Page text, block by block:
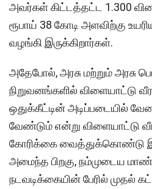
அவர்கள் கிட்டத்தட்ட 1.300
ரூபாய் 38 கோடி அளவிற்கு
வழங்கி இருக்கிறார்கள்.
அதேபோல், அரசு மற்றும் அரசு
நிறுவனங்களில் விளையாட்டு
ஒதுக்கீட்டின் அடிப்படையில்
வேண்டும் என்று விளையாட்டு
கோரிக்கை வைத்துக்கொண்டு
அமைந்த பிறகு, நம்முடைய
நடவடிக்கையின் பேரில் முதல்